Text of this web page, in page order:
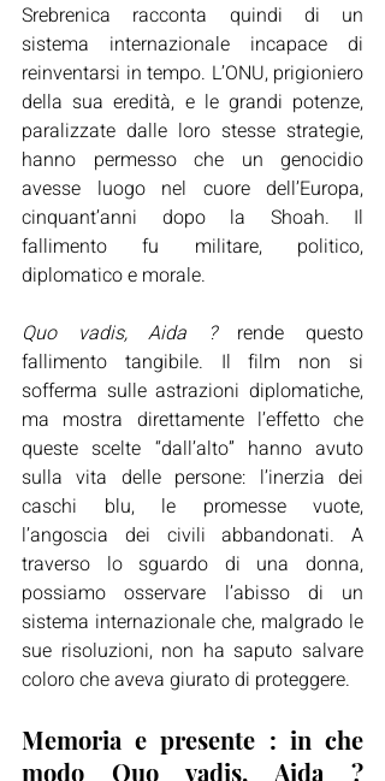
Srebrenica racconta quindi di un
sistema internazionale incapace di
reinventarsi in tempo. L’ONU, prigioniero
della sua eredità, e le grandi potenze,
paralizzate dalle loro stesse strategie,
hanno permesso che un genocidio
avesse luogo nel cuore dell’Europa,
cinquant’anni dopo la Shoah. Il
fallimento fu militare, politico,
diplomatico e morale.
Quo vadis, Aida ? rende questo
fallimento tangibile. Il film non si
sofferma sulle astrazioni diplomatiche,
ma mostra direttamente l’effetto che
queste scelte “dall’alto” hanno avuto
sulla vita delle persone: l’inerzia dei
caschi blu, le promesse vuote,
l’angoscia dei civili abbandonati. A
traverso lo sguardo di una donna,
possiamo osservare l’abisso di un
sistema internazionale che, malgrado le
sue risoluzioni, non ha saputo salvare
coloro che aveva giurato di proteggere.
Memoria e presente : in che
modo Quo vadis, Aida ?